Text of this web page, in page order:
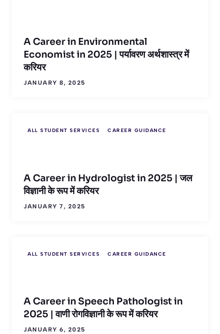
A Career in Environmental
Economist in 2025 | पर्यावरण अर्थशास्त्र में
करियर
JANUARY 8, 2025
ALL STUDENT SERVICES CAREER GUIDANCE
A Career in Hydrologist in 2025 | जल
विज्ञानी के रूप में करियर
JANUARY 7, 2025
ALL STUDENT SERVICES CAREER GUIDANCE
A Career in Speech Pathologist in
2025 | वाणी रोगविज्ञानी के रूप में करियर
JANUARY 6, 2025